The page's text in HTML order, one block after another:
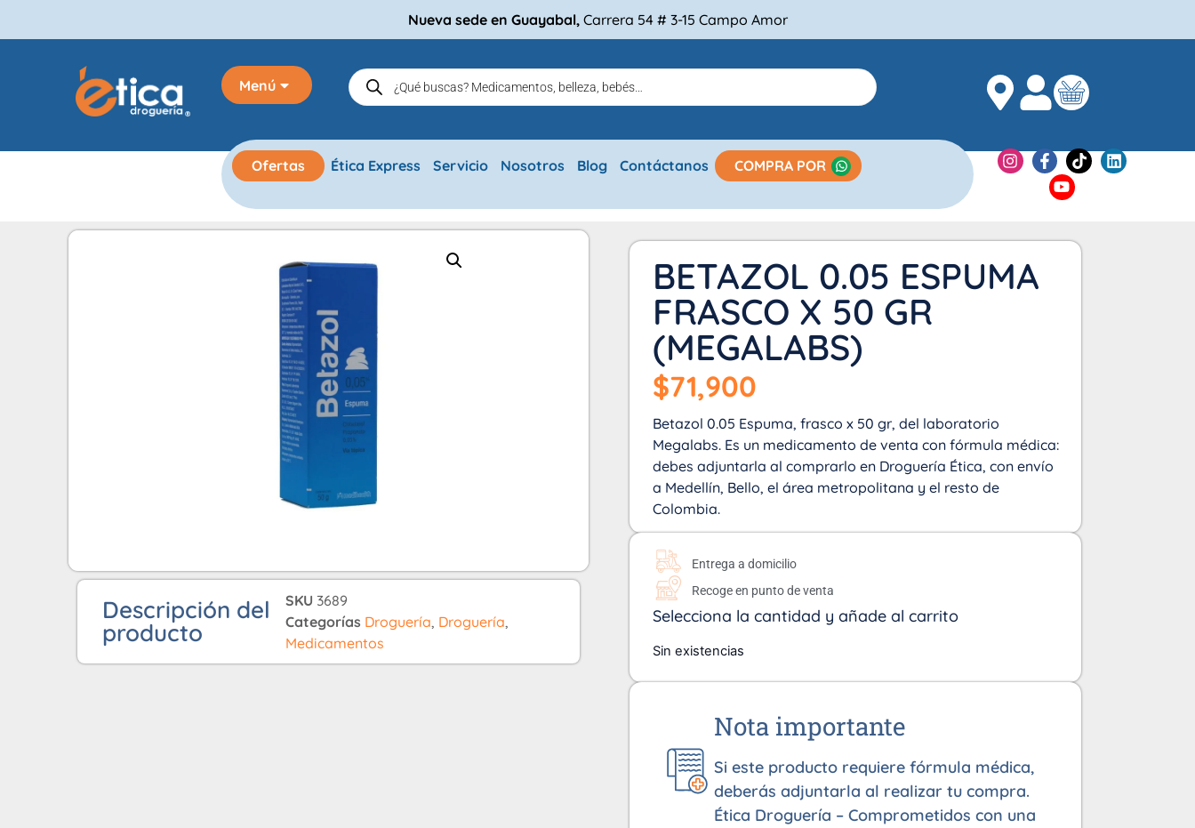
Nueva sede en Guayabal, Carrera 54 # 3-15 Campo Amor
Menú
Ofertas Ética Express Servicio Nosotros Blog Contáctanos COMPRA POR
Descripción del
producto
SKU 3689
Categorías Droguería, Droguería,
Medicamentos
BETAZOL 0.05 ESPUMA
FRASCO X 50 GR
(MEGALABS)
$71,900
Betazol 0.05 Espuma, frasco x 50 gr, del laboratorio
Megalabs. Es un medicamento de venta con fórmula médica:
debes adjuntarla al comprarlo en Droguería Ética, con envío
a Medellín, Bello, el área metropolitana y el resto de
Colombia.
Entrega a domicilio
Recoge en punto de venta
Selecciona la cantidad y añade al carrito
Sin existencias
Nota importante
Si este producto requiere fórmula médica,
deberás adjuntarla al realizar tu compra.
Ética Droguería – Comprometidos con una